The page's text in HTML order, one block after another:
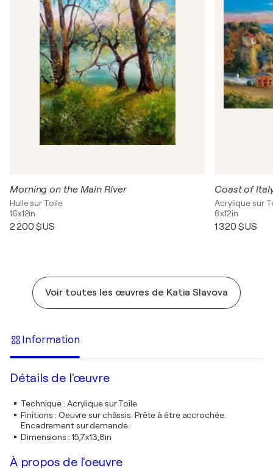
Morning on the Main River
Huile sur Toile
16x12in
2 200 $US
Coast of
Acrylique sur
8x12in
1 320 $US
Voir toutes les œuvres de Katia Slavova
Information
Détails de l'œuvre
Technique: Acrylique sur Toile
Finitions : Oeuvre sur châssis. Prête à être accrochée.
Encadrement sur demande.
Dimensions : 15,7x13,8in
À propos de l'oeuvre